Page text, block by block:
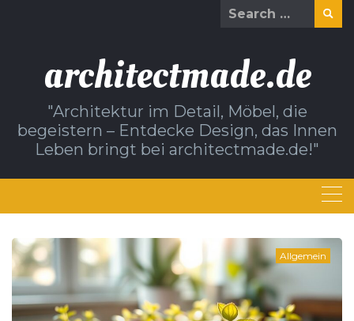
Search
architectmade.de
"Architektur im Detail, Möbel, die
begeistern – Entdecke Design, das Innen
Leben bringt bei architectmade.de!"
Allgemein